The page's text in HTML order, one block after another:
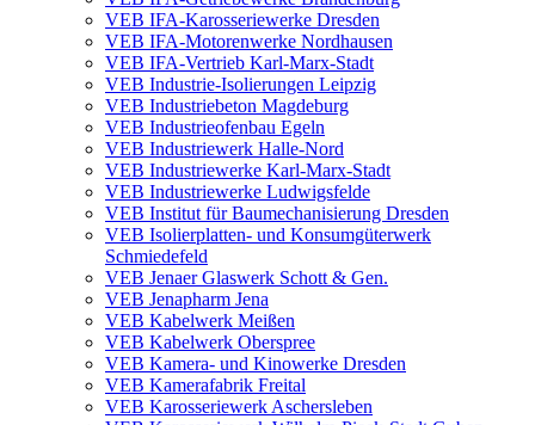
VEB IFA-Karosseriewerke Dresden
VEB IFA-Motorenwerke Nordhausen
VEB IFA-Vertrieb Karl-Marx-Stadt
VEB Industrie-Isolierungen Leipzig
VEB Industriebeton Magdeburg
VEB Industrieofenbau Egeln
VEB Industriewerk Halle-Nord
VEB Industriewerke Karl-Marx-Stadt
VEB Industriewerke Ludwigsfelde
VEB Institut für Baumechanisierung Dresden
VEB Isolierplatten- und Konsumgüterwerk
Schmiedefeld
VEB Jenaer Glaswerk Schott & Gen.
VEB Jenapharm Jena
VEB Kabelwerk Meißen
VEB Kabelwerk Oberspree
VEB Kamera- und Kinowerke Dresden
VEB Kamerafabrik Freital
VEB Karosseriewerk Aschersleben